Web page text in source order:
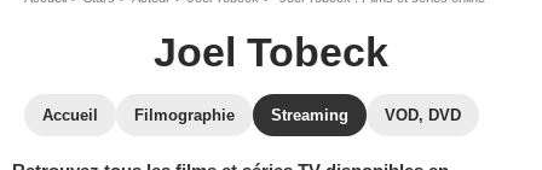
Joel Tobeck
Accueil Filmographie Streaming VOD, DVD